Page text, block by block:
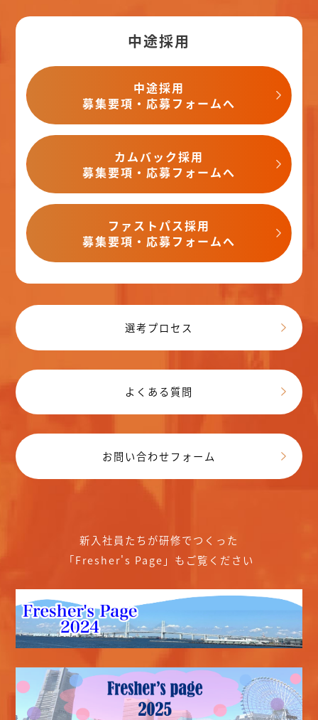
中途採用
中途採用
募集要項・応募フォームへ
カムバック採用
募集要項・応募フォームへ
ファストパス採用
募集要項・応募フォームへ
選考プロセス
よくある質問
お問い合わせフォーム
新入社員たちが研修でつくった
「Fresher's Page」もご覧ください